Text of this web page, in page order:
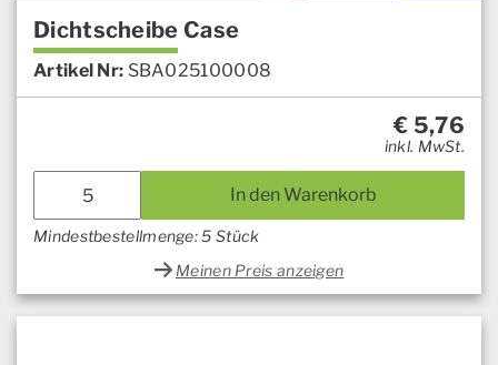
Dichtscheibe Case
Artikel Nr: SBA025100008
€ 5,76
inkl. MwSt.
In den Warenkorb
Mindestbestellmenge: 5 Stück
Meinen Preis anzeigen